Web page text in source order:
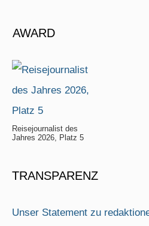
AWARD
Reisejournalist des
Jahres 2026, Platz 5
TRANSPARENZ
Unser Statement zu